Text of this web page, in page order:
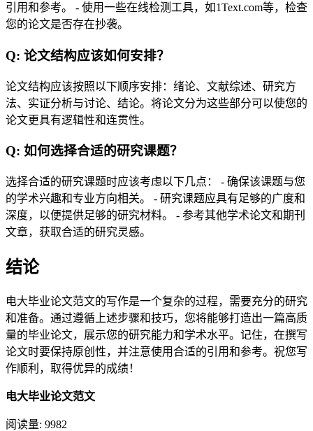
引用和参考。 - 使用一些在线检测工具，如1Text.com等，检查
您的论文是否存在抄袭。
Q: 论文结构应该如何安排？
论文结构应该按照以下顺序安排：绪论、文献综述、研究方
法、实证分析与讨论、结论。将论文分为这些部分可以使您的
论文更具有逻辑性和连贯性。
Q: 如何选择合适的研究课题？
选择合适的研究课题时应该考虑以下几点： - 确保该课题与您
的学术兴趣和专业方向相关。 - 研究课题应具有足够的广度和
深度，以便提供足够的研究材料。 - 参考其他学术论文和期刊
文章，获取合适的研究灵感。
结论
电大毕业论文范文的写作是一个复杂的过程，需要充分的研究
和准备。通过遵循上述步骤和技巧，您将能够打造出一篇高质
量的毕业论文，展示您的研究能力和学术水平。记住，在撰写
论文时要保持原创性，并注意使用合适的引用和参考。祝您写
作顺利，取得优异的成绩！
电大毕业论文范文
阅读量: 9982